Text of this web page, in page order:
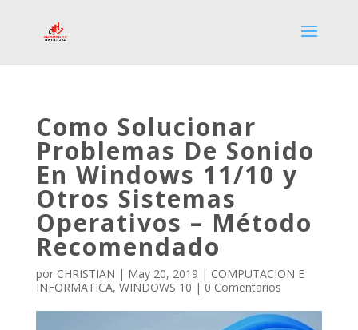
Como Solucionar
Problemas De Sonido
En Windows 11/10 y
Otros Sistemas
Operativos – Método
Recomendado
por CHRISTIAN | May 20, 2019 | COMPUTACION E
INFORMATICA, WINDOWS 10 | 0 Comentarios